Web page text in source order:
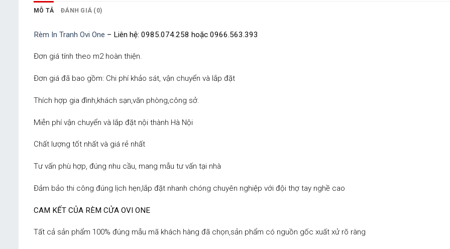
MÔ TẢ ĐÁNH GIÁ (0)
Rèm In Tranh Ovi One – Liên hệ: 0985.074.258 hoặc 0966.563.393
Đơn giá tính theo m2 hoàn thiện.
Đơn giá đã bao gồm: Chi phí khảo sát, vận chuyển và lắp đặt
Thích hợp gia đình,khách sạn,văn phòng,công sở.
Miễn phí vận chuyển và lắp đặt nội thành Hà Nội
Chất lượng tốt nhất và giá rẻ nhất
Tư vấn phù hợp, đúng nhu cầu, mang mẫu tư vấn tại nhà
Đảm bảo thi công đúng lịch hẹn,lắp đặt nhanh chóng chuyên nghiệp với đội thợ tay nghề cao
CAM KẾT CỦA RÈM CỬA OVI ONE
Tất cả sản phẩm 100% đúng mẫu mã khách hàng đã chọn,sản phẩm có nguồn gốc xuất xử rõ ràng